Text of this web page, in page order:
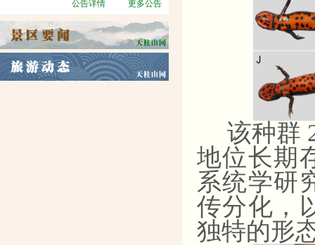
更多公告
公告详情
该种群
地位长期
系统学研
传分化，
独特的形